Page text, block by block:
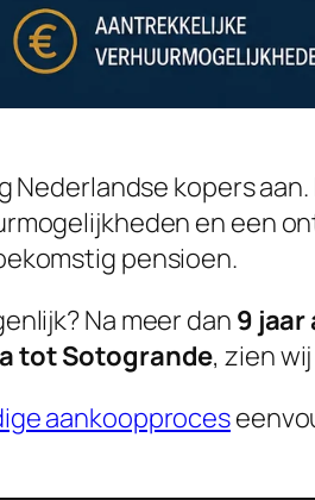
Nederlandse kopers
en een
pensioen.
Na meer dan 9 jaar
tot Sotogrande, zien
aankoopproces